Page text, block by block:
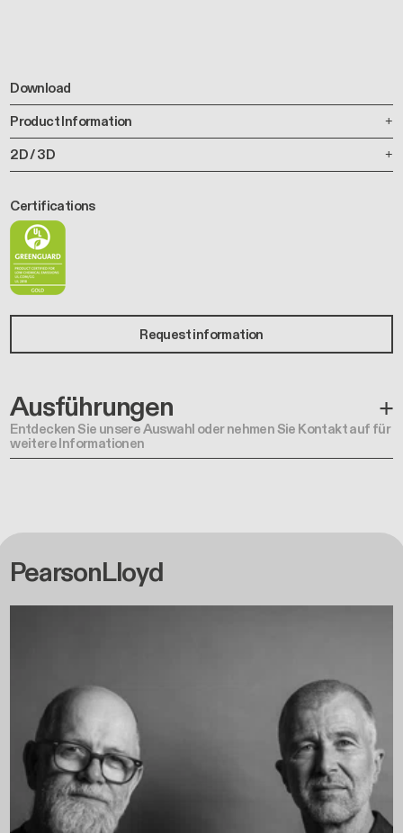
Download
Product Information
2D / 3D
Certifications
Request information
Ausführungen
Entdecken Sie unsere Auswahl oder nehmen Sie Kontakt auf für
weitere Informationen
PearsonLloyd